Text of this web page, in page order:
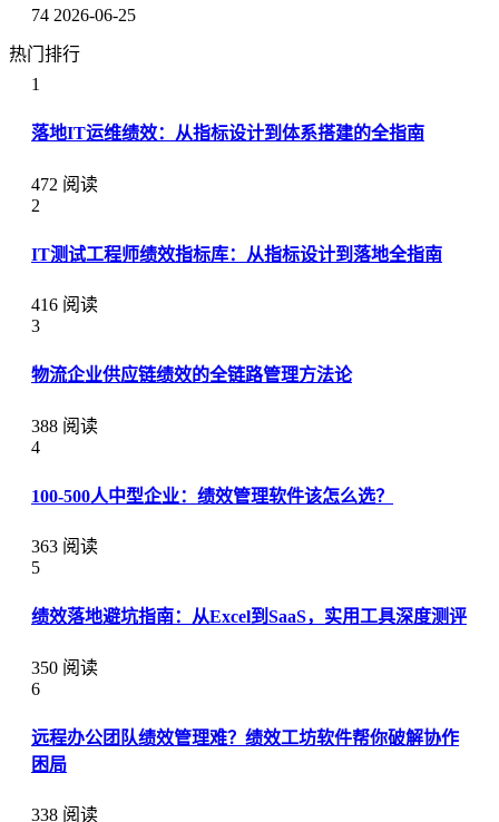
74 2026-06-25
热门排行
1
落地IT运维绩效：从指标设计到体系搭建的全指南
472 阅读
2
IT测试工程师绩效指标库：从指标设计到落地全指南
416 阅读
3
物流企业供应链绩效的全链路管理方法论
388 阅读
4
100-500人中型企业：绩效管理软件该怎么选？
363 阅读
5
绩效落地避坑指南：从Excel到SaaS，实用工具深度测评
350 阅读
6
远程办公团队绩效管理难？绩效工坊软件帮你破解协作
困局
338 阅读